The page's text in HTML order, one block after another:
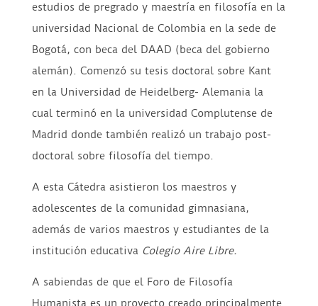
estudios de pregrado y maestría en filosofía en la
universidad Nacional de Colombia en la sede de
Bogotá, con beca del DAAD (beca del gobierno
alemán). Comenzó su tesis doctoral sobre Kant
en la Universidad de Heidelberg- Alemania la
cual terminó en la universidad Complutense de
Madrid donde también realizó un trabajo post-
doctoral sobre filosofía del tiempo.
A esta Cátedra asistieron los maestros y
adolescentes de la comunidad gimnasiana,
además de varios maestros y estudiantes de la
institución educativa Colegio Aire Libre.
A sabiendas de que el Foro de Filosofía
Humanista es un proyecto creado principalmente